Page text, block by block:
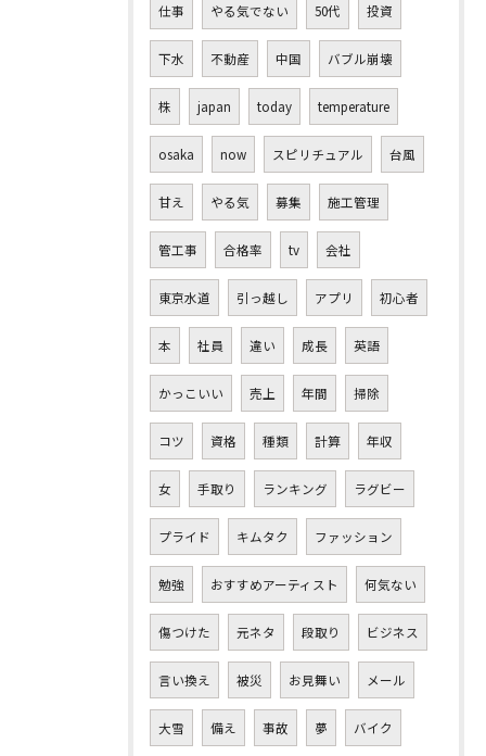
仕事 やる気でない 50代 投資
下水 不動産 中国 バブル崩壊
株 japan today temperature
osaka now スピリチュアル 台風
甘え やる気 募集 施工管理
管工事 合格率 tv 会社
東京水道 引っ越し アプリ 初心者
本 社員 違い 成長 英語
かっこいい 売上 年間 掃除
コツ 資格 種類 計算 年収
女 手取り ランキング ラグビー
プライド キムタク ファッション
勉強 おすすめアーティスト 何気ない
傷つけた 元ネタ 段取り ビジネス
言い換え 被災 お見舞い メール
大雪 備え 事故 夢 バイク